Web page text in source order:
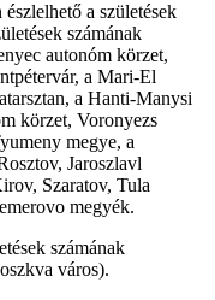
a születések
számának
autonóm körzet,
a Mari-El
a Hanti-Manysi
körzet, Voronyezs
megye, a
Jaroszlavl
Szaratov, Tula
megyék.
számának
város).